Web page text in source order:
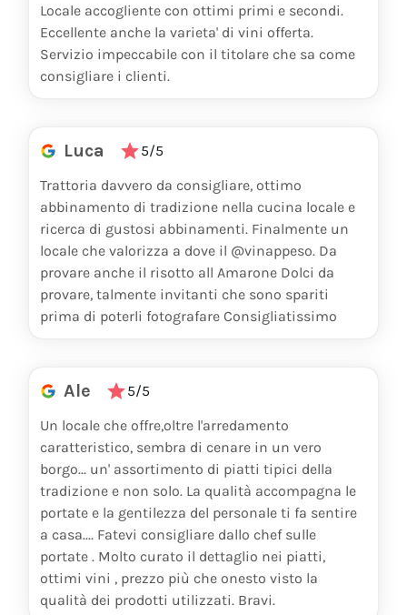
Locale accogliente con ottimi primi e secondi.
Eccellente anche la varieta' di vini offerta.
Servizio impeccabile con il titolare che sa come
consigliare i clienti.
Luca
5/5
Trattoria davvero da consigliare, ottimo
abbinamento di tradizione nella cucina locale e
ricerca di gustosi abbinamenti. Finalmente un
locale che valorizza a dove il @vinappeso. Da
provare anche il risotto all Amarone Dolci da
provare, talmente invitanti che sono spariti
prima di poterli fotografare Consigliatissimo
Ale
5/5
Un locale che offre,oltre l'arredamento
caratteristico, sembra di cenare in un vero
borgo... un' assortimento di piatti tipici della
tradizione e non solo. La qualità accompagna le
portate e la gentilezza del personale ti fa sentire
a casa.... Fatevi consigliare dallo chef sulle
portate . Molto curato il dettaglio nei piatti,
ottimi vini , prezzo più che onesto visto la
qualità dei prodotti utilizzati. Bravi.